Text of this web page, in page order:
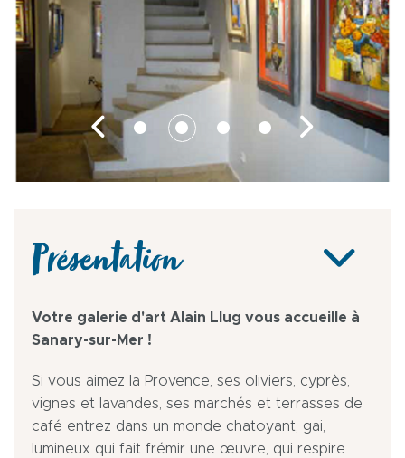
Présentation
Votre galerie d'art Alain Llug vous accueille à
Sanary-sur-Mer !
Si vous aimez la Provence, ses oliviers, cyprès,
vignes et lavandes, ses marchés et terrasses de
café entrez dans un monde chatoyant, gai,
lumineux qui fait frémir une œuvre, qui respire